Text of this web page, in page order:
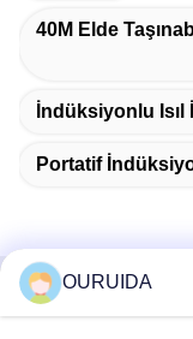
40M Elde
İndüksiyonlu
Portatif
Hızlı İletişim
OURUIDA